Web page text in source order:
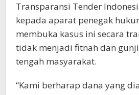
Transparansi Tender
kepada aparat penegak
membuka kasus ini secara
tidak menjadi fitnah dan
tengah masyarakat.
“Kami berharap dana yang